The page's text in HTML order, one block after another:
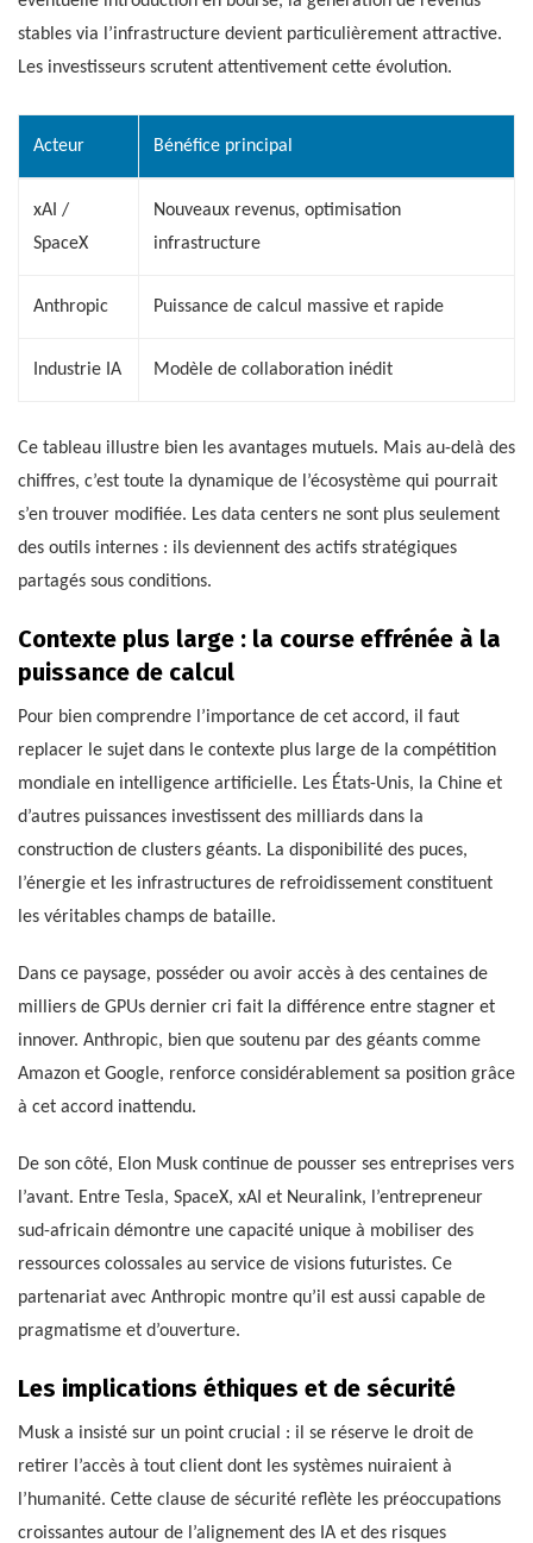
stables via l’infrastructure devient particulièrement attractive.
Les investisseurs scrutent attentivement cette évolution.
Acteur Bénéfice principal
xAI /
SpaceX
Nouveaux revenus, optimisation
infrastructure
Anthropic Puissance de calcul massive et rapide
Industrie IA Modèle de collaboration inédit
Ce tableau illustre bien les avantages mutuels. Mais au-delà des
chiffres, c’est toute la dynamique de l’écosystème qui pourrait
s’en trouver modifiée. Les data centers ne sont plus seulement
des outils internes : ils deviennent des actifs stratégiques
partagés sous conditions.
Contexte plus large : la course effrénée à la
puissance de calcul
Pour bien comprendre l’importance de cet accord, il faut
replacer le sujet dans le contexte plus large de la compétition
mondiale en intelligence artificielle. Les États-Unis, la Chine et
d’autres puissances investissent des milliards dans la
construction de clusters géants. La disponibilité des puces,
l’énergie et les infrastructures de refroidissement constituent
les véritables champs de bataille.
Dans ce paysage, posséder ou avoir accès à des centaines de
milliers de GPUs dernier cri fait la différence entre stagner et
innover. Anthropic, bien que soutenu par des géants comme
Amazon et Google, renforce considérablement sa position grâce
à cet accord inattendu.
De son côté, Elon Musk continue de pousser ses entreprises vers
l’avant. Entre Tesla, SpaceX, xAI et Neuralink, l’entrepreneur
sud-africain démontre une capacité unique à mobiliser des
ressources colossales au service de visions futuristes. Ce
partenariat avec Anthropic montre qu’il est aussi capable de
pragmatisme et d’ouverture.
Les implications éthiques et de sécurité
Musk a insisté sur un point crucial : il se réserve le droit de
retirer l’accès à tout client dont les systèmes nuiraient à
l’humanité. Cette clause de sécurité reflète les préoccupations
croissantes autour de l’alignement des IA et des risques